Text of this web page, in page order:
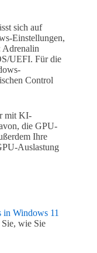
sich auf
Einstellungen,
UEFI. Für die
Control
mit KI-
die GPU-
Ihre
Auslastung
in Windows 11
wie Sie